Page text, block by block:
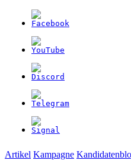
Artikel Kampagne